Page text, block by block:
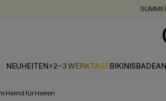
ZUM
NEUHEITEN⚡2-3 WERKTAGEBIKINIS
Hemd für Herren